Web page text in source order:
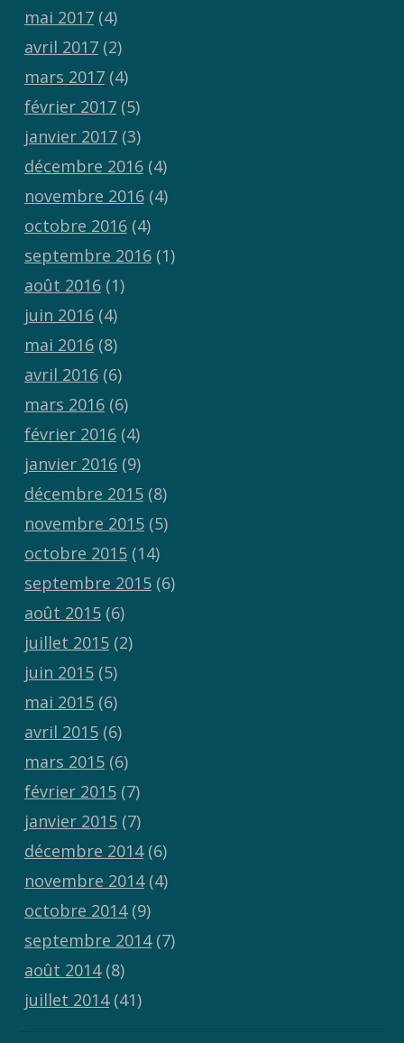
mai 2017(4)
avril 2017(2)
mars 2017(4)
février 2017(5)
janvier 2017(3)
décembre 2016(4)
novembre 2016(4)
octobre 2016(4)
septembre 2016(1)
août 2016(1)
juin 2016(4)
mai 2016(8)
avril 2016(6)
mars 2016(6)
février 2016(4)
janvier 2016(9)
décembre 2015(8)
novembre 2015(5)
octobre 2015(14)
septembre 2015(6)
août 2015(6)
juillet 2015(2)
juin 2015(5)
mai 2015(6)
avril 2015(6)
mars 2015(6)
février 2015(7)
janvier 2015(7)
décembre 2014(6)
novembre 2014(4)
octobre 2014(9)
septembre 2014(7)
août 2014(8)
juillet 2014(41)